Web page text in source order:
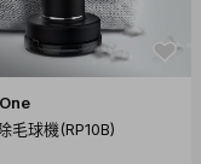
毛球機(RP10B)